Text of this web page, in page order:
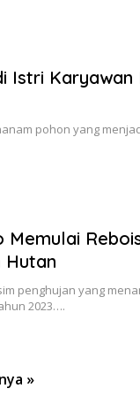
Istri Karyawan
pohon yang
Hutan
penghujan yang
2023….
»